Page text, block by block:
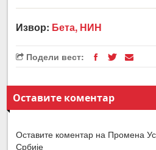
Извор: Бета, НИН
Подели вест:
Оставите коментар
Оставите коментар на Промена
Србије